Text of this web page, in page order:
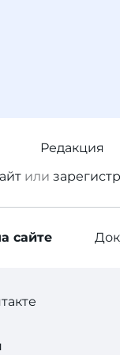
Редакция
или
сайте